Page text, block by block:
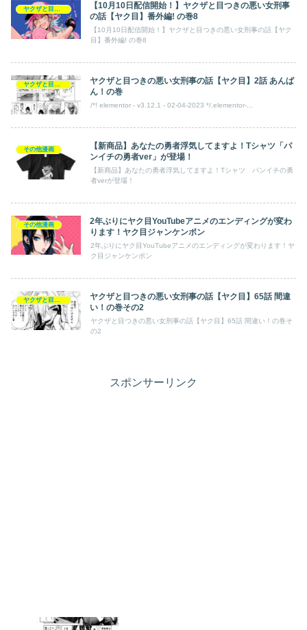
ヤクザと目つきの悪い女刑事の話【ヤク目】
【10月10日配信開始！】ヤクザと目つきの悪い女刑事
の話【ヤク目】番外編! の巻8
【10月10日配信開始！】ヤクザと目つきの悪い女刑事の話【ヤク
目】番外編! の巻8
ヤクザと目つきの悪い女刑事の話【ヤク目】
ヤクザと目つきの悪い女刑事の話【ヤク目】2話 あんぱ
ん！の巻​
/*! elementor - v3.12.1 - 02-04-2023 */.elementor-...
その他漫画
【新商品】あなたの勇者浮気してますよ！Tシャツ「パ
ンイチの勇者ver」が登場！
【新商品】あなたの勇者浮気してますよ！Tシャツ パンイチの勇
者verが登場！
その他漫画
2年ぶりにヤク目YouTubeアニメのエンディングが変わ
ります！ヤク目ジャンケンポン
2年ぶりにヤク目YouTubeアニメのエンディングが変わります！ヤ
ク目ジャンケンポン
ヤクザと目つきの悪い女刑事の話【ヤク目】65話 間違
い！の巻その2
ヤクザと目つきの悪い女刑事の話【ヤク目】65話 間違い！の巻そ
の2
スポンサーリンク